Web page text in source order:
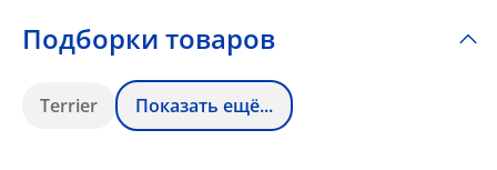
Подборки товаров
Terrier Показать ещё...